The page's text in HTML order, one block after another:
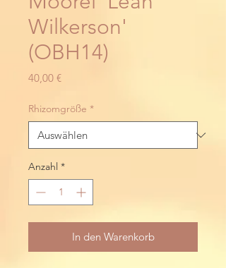
Wilkerson'
(OBH14)
40,00 €Preis
Rhizomgröße *
Anzahl *
In den Warenkorb